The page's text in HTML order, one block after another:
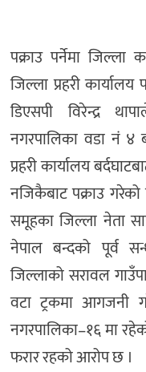
पक्राउ पर्नेमा जिल्ला
जिल्ला प्रहरी
डिएसपी विरेन्द्र
नगरपालिका वडा नं ४
प्रहरी कार्यालय
नजिकैबाट पक्राउ
समूहका जिल्ला नेता
नेपाल बन्दको पूर्व
जिल्लाको सरावल
वटा ट्रकमा आगजनी
नगरपालिका–१६ मा
फरार रहको आरोप छ ।